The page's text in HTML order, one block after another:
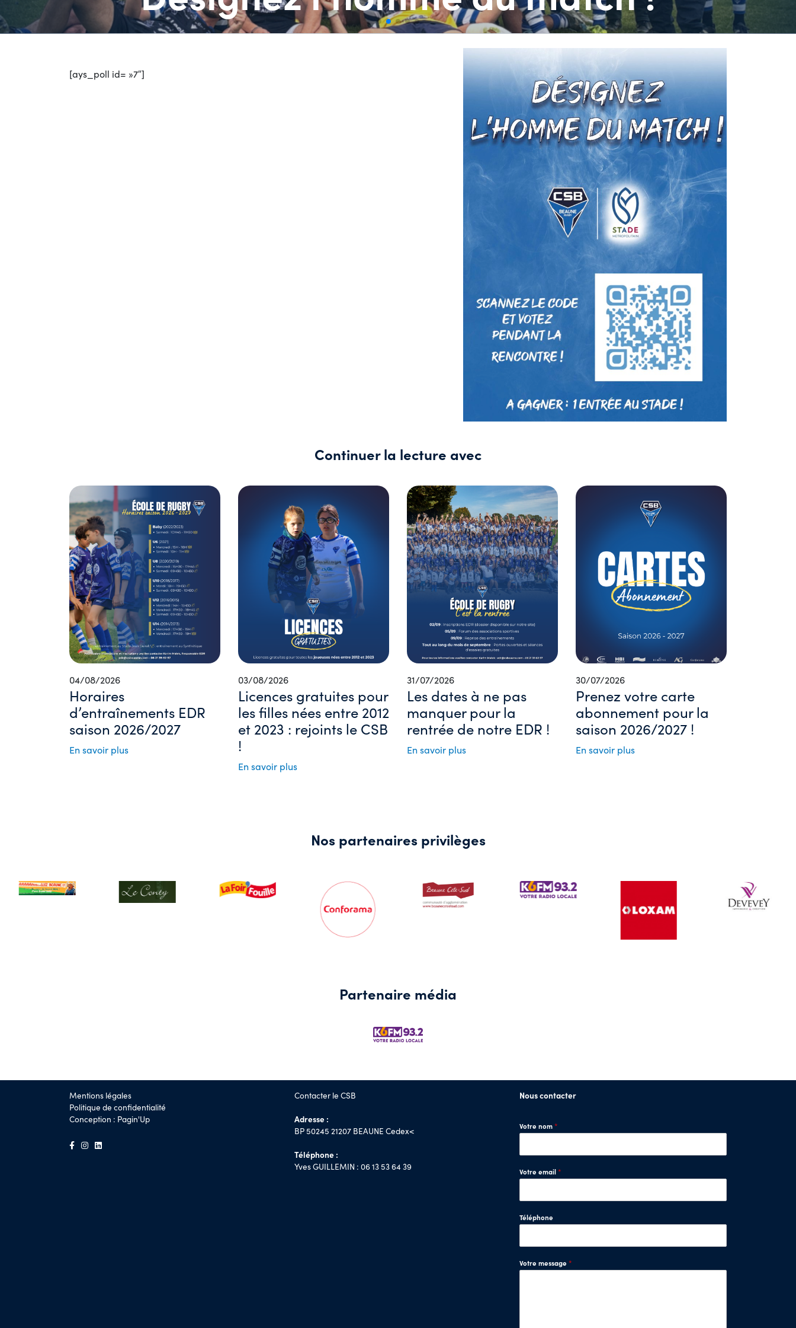
[ays_poll id= »7″]
Continuer la lecture avec
04/08/2026
Horaires
d’entraînements EDR
saison 2026/2027
En savoir plus
03/08/2026
Licences gratuites pour
les filles nées entre 2012
et 2023 : rejoints le CSB
!
En savoir plus
31/07/2026
Les dates à ne pas
manquer pour la
rentrée de notre EDR !
En savoir plus
30/07/2026
Prenez votre carte
abonnement pour la
saison 2026/2027 !
En savoir plus
Nos partenaires privilèges
Partenaire média
Mentions légales
Politique de confidentialité
Conception : Pagin'Up
Contacter le CSB
Adresse :
BP 50245 21207 BEAUNE Cedex<
Téléphone :
Yves GUILLEMIN : 06 13 53 64 39
Nous contacter
Votre nom *
Votre email *
Téléphone
Votre message *